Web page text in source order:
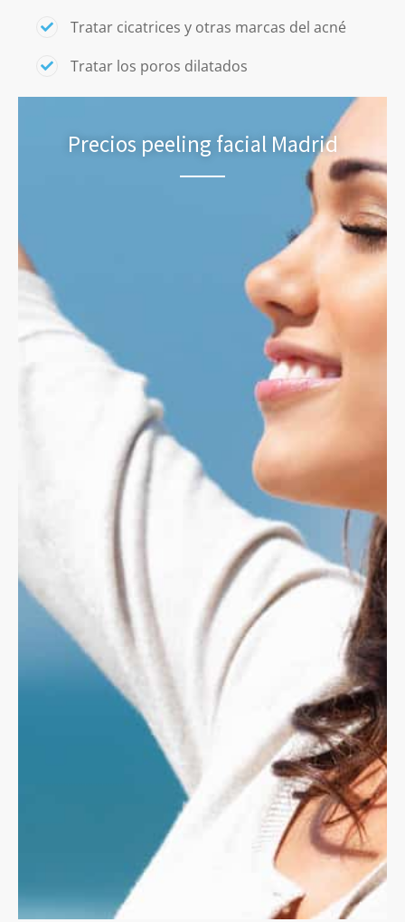
Tratar cicatrices y otras marcas del acné
Tratar los poros dilatados
Precios peeling facial Madrid